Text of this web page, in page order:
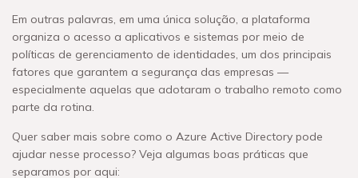
Em outras palavras, em uma única solução, a plataforma
organiza o acesso a aplicativos e sistemas por meio de
políticas de gerenciamento de identidades, um dos principais
fatores que garantem a segurança das empresas —
especialmente aquelas que adotaram o trabalho remoto como
parte da rotina.
Quer saber mais sobre como o Azure Active Directory pode
ajudar nesse processo? Veja algumas boas práticas que
separamos por aqui: